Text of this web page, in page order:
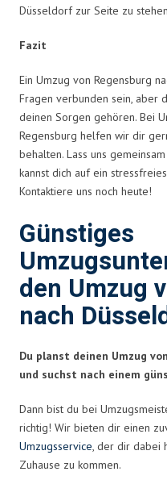
Düsseldorf zur Seite zu
Fazit
Ein Umzug von Regensburg
Fragen verbunden sein, aber
deinen Sorgen gehören. Bei
Regensburg helfen wir dir
behalten. Lass uns
kannst dich auf ein
Kontaktiere uns noch heute!
Günstiges
den Umzug
nach
Du planst deinen Umzug
und suchst nach einem
Dann bist du bei
richtig! Wir bieten dir einen
Umzugsservice, der dir dabei
Zuhause zu kommen.